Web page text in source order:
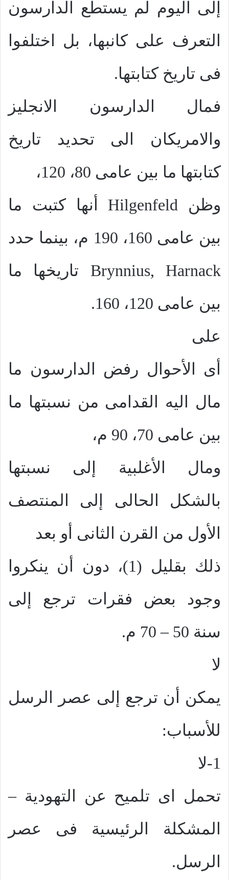
إلى اليوم لم يستطع الدارسون
التعرف على كانبها، بل اختلفوا
فى تاريخ كتابتها.
فمال الدارسون الانجليز
والامريكان الى تحديد تاريخ
كتابتها ما بين عامى 80، 120،
وظن Hilgenfeld أنها كتبت ما
بين عامى 160، 190 م، بينما حدد
Brynnius, Harnack تاريخها ما
بين عامى 120، 160.
على
أى الأحوال رفض الدارسون ما
مال اليه القدامى من نسبتها ما
بين عامى 70، 90 م،
ومال الأغلبية إلى نسبتها
بالشكل الحالى إلى المنتصف
الأول من القرن الثانى أو بعد
ذلك بقليل (1)، دون أن ينكروا
وجود بعض فقرات ترجع إلى
سنة 50 – 70 م.
لا
يمكن أن ترجع إلى عصر الرسل
للأسباب:
1-لا
تحمل اى تلميح عن التهودية –
المشكلة الرئيسية فى عصر
الرسل.